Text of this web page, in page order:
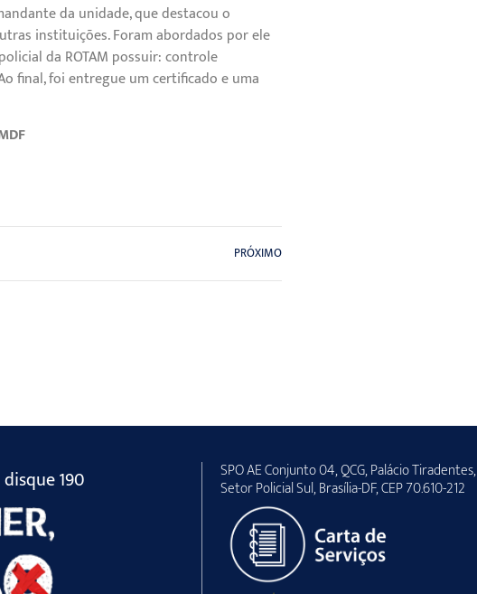
da unidade, que destacou o
instituições. Foram abordados por ele
da ROTAM possuir: controle
final, foi entregue um certificado e uma
PRÓXIMO
190 SPO AE Conjunto 04, QCG, Palácio Tiradentes,
Setor Policial Sul, Brasília-DF, CEP 70.610-212